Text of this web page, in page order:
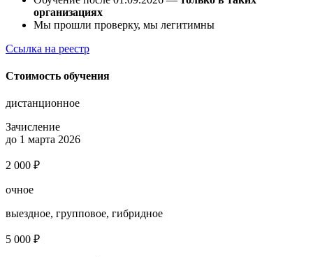
организациях
Мы прошли проверку, мы легитимны
Ссылка на реестр
Стоимость обучения
дистанционное
Зачисление
до 1 марта 2026
2 000 ₽
очное
выездное, групповое, гибридное
5 000 ₽